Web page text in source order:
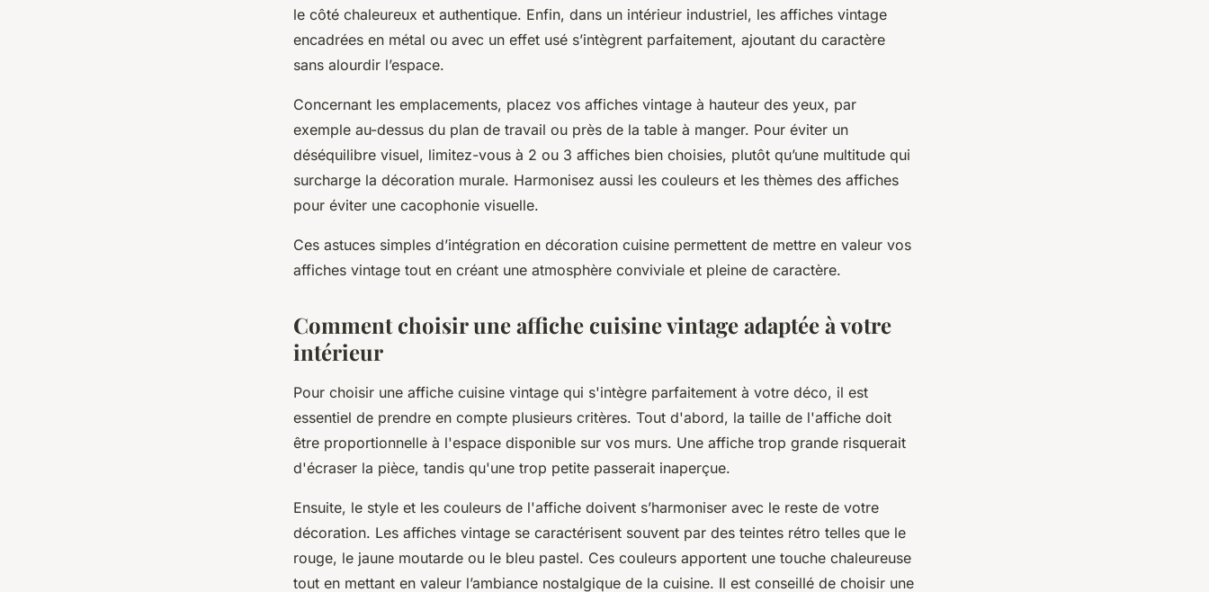
le côté chaleureux et authentique. Enfin, dans un intérieur industriel, les affiches vintage
encadrées en métal ou avec un effet usé s’intègrent parfaitement, ajoutant du caractère
sans alourdir l’espace.
Concernant les emplacements, placez vos affiches vintage à hauteur des yeux, par
exemple au-dessus du plan de travail ou près de la table à manger. Pour éviter un
déséquilibre visuel, limitez-vous à 2 ou 3 affiches bien choisies, plutôt qu’une multitude qui
surcharge la décoration murale. Harmonisez aussi les couleurs et les thèmes des affiches
pour éviter une cacophonie visuelle.
Ces astuces simples d’intégration en décoration cuisine permettent de mettre en valeur vos
affiches vintage tout en créant une atmosphère conviviale et pleine de caractère.
Comment choisir une affiche cuisine vintage adaptée à votre
intérieur
Pour choisir une affiche cuisine vintage qui s'intègre parfaitement à votre déco, il est
essentiel de prendre en compte plusieurs critères. Tout d'abord, la taille de l'affiche doit
être proportionnelle à l'espace disponible sur vos murs. Une affiche trop grande risquerait
d'écraser la pièce, tandis qu'une trop petite passerait inaperçue.
Ensuite, le style et les couleurs de l'affiche doivent s’harmoniser avec le reste de votre
décoration. Les affiches vintage se caractérisent souvent par des teintes rétro telles que le
rouge, le jaune moutarde ou le bleu pastel. Ces couleurs apportent une touche chaleureuse
tout en mettant en valeur l’ambiance nostalgique de la cuisine. Il est conseillé de choisir une